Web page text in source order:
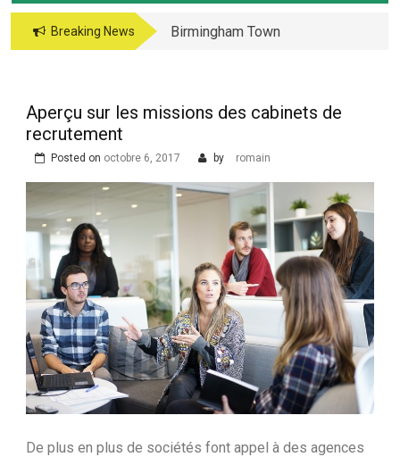
Breaking News
Birmingham Town
The jetsetter casino
lord of your sea pokie
Harbors Mercantile
Office Solutions Pvt
Ltd.
Aperçu sur les missions des cabinets de
recrutement
Posted on octobre 6, 2017 by romain
De plus en plus de sociétés font appel à des agences